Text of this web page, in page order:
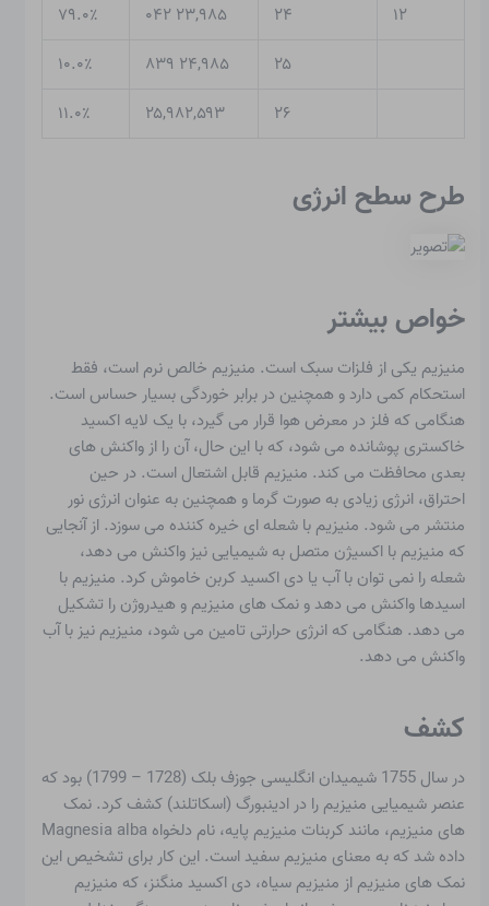
۱۲
۲۴ ۲۳,۹۸۵ ۰۴۲
۷۹.۰٪
۲۵
۲۴,۹۸۵ ۸۳۹
۱۰.۰٪
۲۶
۲۵,۹۸۲,۵۹۳ ۱۱.۰٪
طرح سطح انرژی
خواص بیشتر
منیزیم یکی از فلزات سبک است. منیزیم خالص نرم است، فقط
استحکام کمی دارد و همچنین در برابر خوردگی بسیار حساس است.
هنگامی که فلز در معرض هوا قرار می گیرد، با یک لایه اکسید
خاکستری پوشانده می شود، که با این حال، آن را از واکنش های
بعدی محافظت می کند. منیزیم قابل اشتعال است. در حین
احتراق، انرژی زیادی به صورت گرما و همچنین به عنوان انرژی نور
منتشر می شود. منیزیم با شعله ای خیره کننده می سوزد. از آنجایی
که منیزیم با اکسیژن متصل به شیمیایی نیز واکنش می دهد،
شعله را نمی توان با آب یا دی اکسید کربن خاموش کرد. منیزیم با
اسیدها واکنش می دهد و نمک های منیزیم و هیدروژن را تشکیل
می دهد. هنگامی که انرژی حرارتی تامین می شود، منیزیم نیز با آب
واکنش می دهد.
کشف
در سال 1755 شیمیدان انگلیسی جوزف بلک (1728 – 1799) بود که
عنصر شیمیایی منیزیم را در ادینبورگ (اسکاتلند) کشف کرد. نمک
های منیزیم، مانند کربنات منیزیم پایه، نام دلخواه Magnesia alba
داده شد که به معنای منیزیم سفید است. این کار برای تشخیص این
نمک های منیزیم از منیزیم سیاه، دی اکسید منگنز، که منیزیم